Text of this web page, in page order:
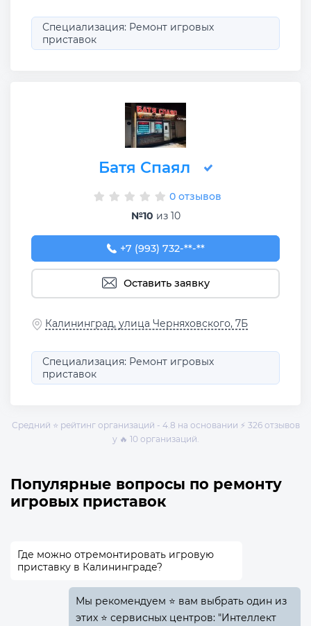
Специализация: Ремонт игровых
приставок
Батя Спаял
0 отзывов
№10 из 10
+7 (993) 732-69-91
+7 (993) 732-**-**
Оставить заявку
Калининград, улица Черняховского, 7Б
Специализация: Ремонт игровых
приставок
Средний ⭐ рейтинг организаций - 4.8 на основании ⚡ 326 отзывов
у 🔥 10 организаций.
Популярные вопросы по ремонту
игровых приставок
Где можно отремонтировать игровую
приставку в Калининграде?
Мы рекомендуем ⭐ вам выбрать один из
этих ⭐ сервисных центров: "Интеллект